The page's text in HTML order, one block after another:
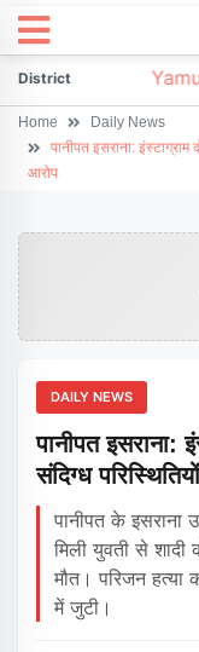
DistrictSonipat
Home
Daily News
पानीपत इसराना:
आरोप
DAILY NEWS
पानीपत इसराना:
संदिग्ध
पानीपत के इसराना
मिली युवती से
मौत। परिजन
में जुटी।